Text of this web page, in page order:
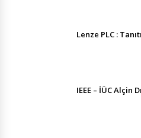
Lenze PLC :
IEEE – İÜC Alçin